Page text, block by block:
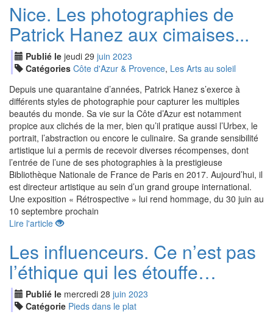
Nice. Les photographies de
Patrick Hanez aux cimaises...
Publié le jeudi 29 juin 2023
Catégories Côte d'Azur & Provence, Les Arts au soleil
Depuis une quarantaine d’années, Patrick Hanez s’exerce à
différents styles de photographie pour capturer les multiples
beautés du monde. Sa vie sur la Côte d’Azur est notamment
propice aux clichés de la mer, bien qu’il pratique aussi l’Urbex, le
portrait, l’abstraction ou encore le culinaire. Sa grande sensibilité
artistique lui a permis de recevoir diverses récompenses, dont
l’entrée de l’une de ses photographies à la prestigieuse
Bibliothèque Nationale de France de Paris en 2017. Aujourd’hui, il
est directeur artistique au sein d’un grand groupe international.
Une exposition « Rétrospective » lui rend hommage, du 30 juin au
10 septembre prochain
Lire l'article
Les influenceurs. Ce n’est pas
l’éthique qui les étouffe…
Publié le mercredi 28 juin 2023
Catégorie Pieds dans le plat